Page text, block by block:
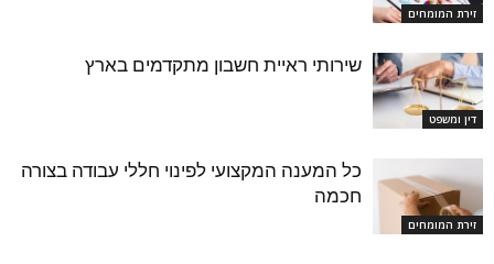
זירת המומחים
דין ומשפט
שירותי ראיית חשבון מתקדמים בארץ
זירת המומחים
כל המענה המקצועי לפינוי חללי עבודה בצורה
חכמה